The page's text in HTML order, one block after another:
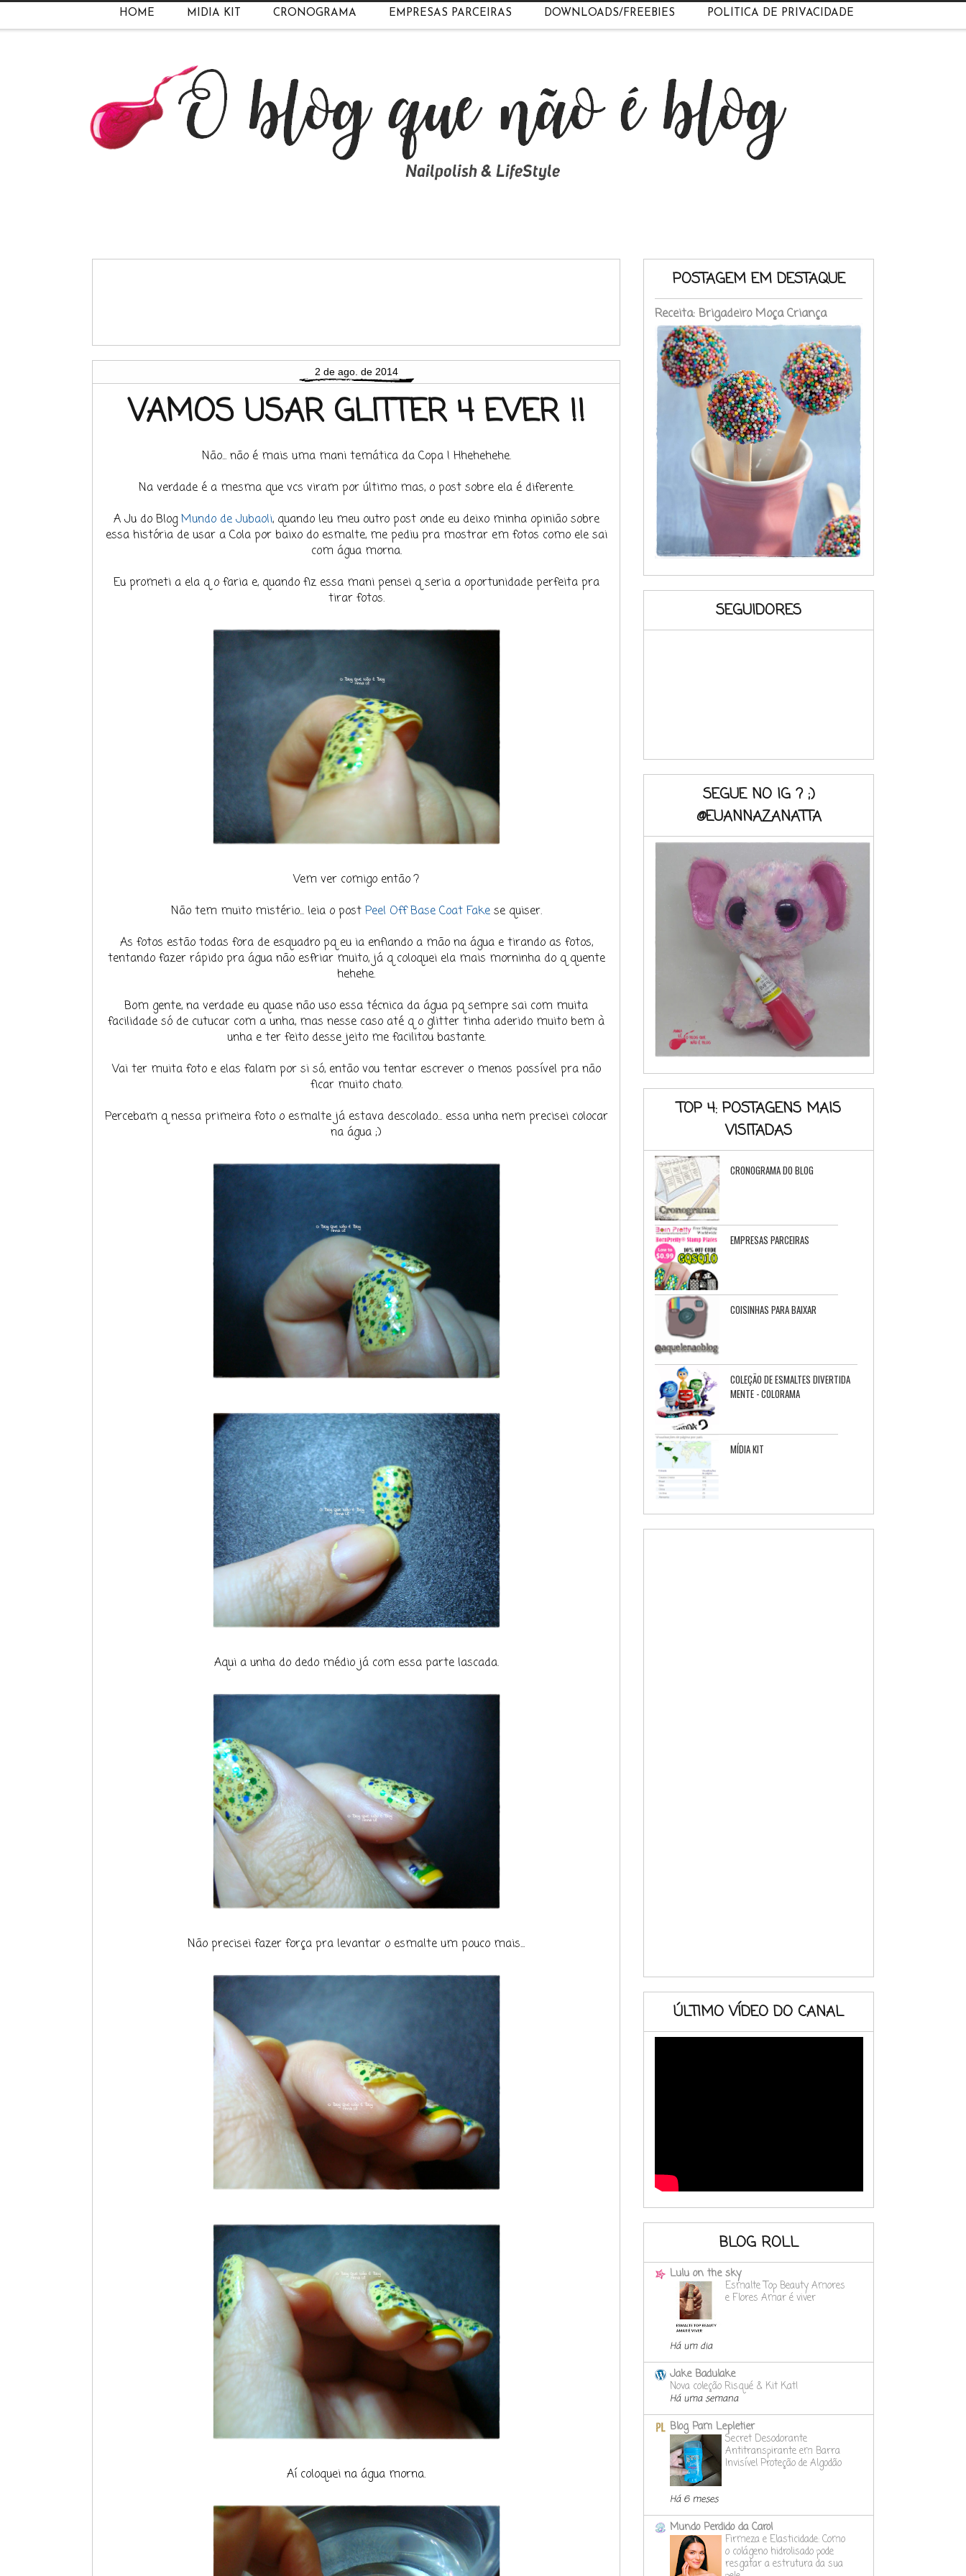
HOME MIDIA KIT CRONOGRAMA EMPRESAS PARCEIRAS DOWNLOADS/FREEBIES POLÍTICA DE PRIVACIDADE
2 de ago. de 2014
VAMOS USAR GLITTER 4 EVER !!
Não... não é mais uma mani temática da Copa ! Hhehehehe.
Na verdade é a mesma que vcs viram por último mas, o post sobre ela é diferente.
A Ju do Blog Mundo de Jubaoli, quando leu meu outro post onde eu deixo minha opinião sobre
essa história de usar a Cola por baixo do esmalte, me pediu pra mostrar em fotos como ele sai
com água morna.
Eu prometi a ela q o faria e, quando fiz essa mani pensei q seria a oportunidade perfeita pra
tirar fotos.
Vem ver comigo então ?
Não tem muito mistério... leia o post Peel Off Base Coat Fakese quiser.
As fotos estão todas fora de esquadro pq eu ia enfiando a mão na água e tirando as fotos,
tentando fazer rápido pra água não esfriar muito, já q coloquei ela mais morninha do q quente
hehehe.
Bom gente, na verdade eu quase não uso essa técnica da água pq sempre sai com muita
facilidade só de cutucar com a unha, mas nesse caso até q o glitter tinha aderido muito bem à
unha e ter feito desse jeito me facilitou bastante.
Vai ter muita foto e elas falam por si só, então vou tentar escrever o menos possível pra não
ficar muito chato.
Percebam q nessa primeira foto o esmalte já estava descolado... essa unha nem precisei colocar
na água ;)
Aqui a unha do dedo médio já com essa parte lascada.
Não precisei fazer força pra levantar o esmalte um pouco mais...
Aí coloquei na água morna.
POSTAGEM EM DESTAQUE
Receita: Brigadeiro Moça Criança
SEGUIDORES
SEGUE NO IG ? ;)
@EUANNAZANATTA
TOP 4: POSTAGENS MAIS
VISITADAS
CRONOGRAMA DO BLOG
EMPRESAS PARCEIRAS
COISINHAS PARA BAIXAR
COLEÇÃO DE ESMALTES DIVERTIDA
MENTE - COLORAMA
MÍDIA KIT
ÚLTIMO VÍDEO DO CANAL
BLOG ROLL
Lulu on the sky
Esmalte Top Beauty Amores
e Flores Amar é viver
Há um dia
Jake Badulake
Nova coleção Risqué & Kit Kat!
Há uma semana
Blog Pam Lepletier
Secret Desodorante
Antitranspirante em Barra
Invisível Proteção de Algodão
Há 6 meses
Mundo Perdido da Carol
Firmeza e Elasticidade: Como
o colágeno hidrolisado pode
resgatar a estrutura da sua